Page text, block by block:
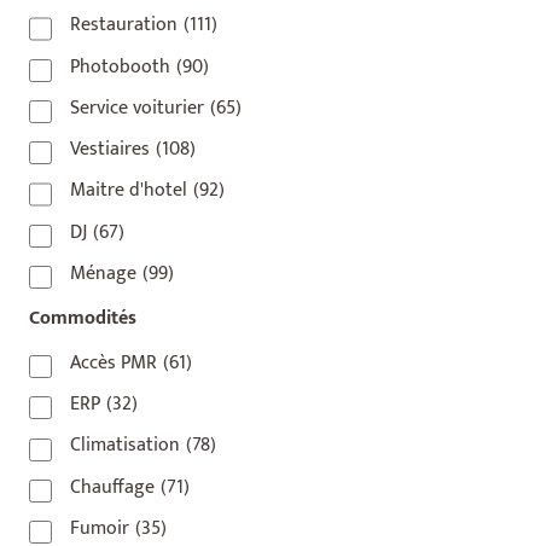
75015 (3)
75016(14)
75017(2)
75018(7)
75019(4)
75020
92110(1)
92800(1)
93
(1)
93 420(1)
93100(1)
93200
93500 (1)
Restauration (111)
Photobooth (90)
Service voiturier(65)
Vestiaires (108)
Maitre d'hotel (92)
DJ(67)
Ménage(99)
Commodités
Accès PMR (61)
ERP(32)
Climatisation (78)
Chauffage(71)
Fumoir(35)